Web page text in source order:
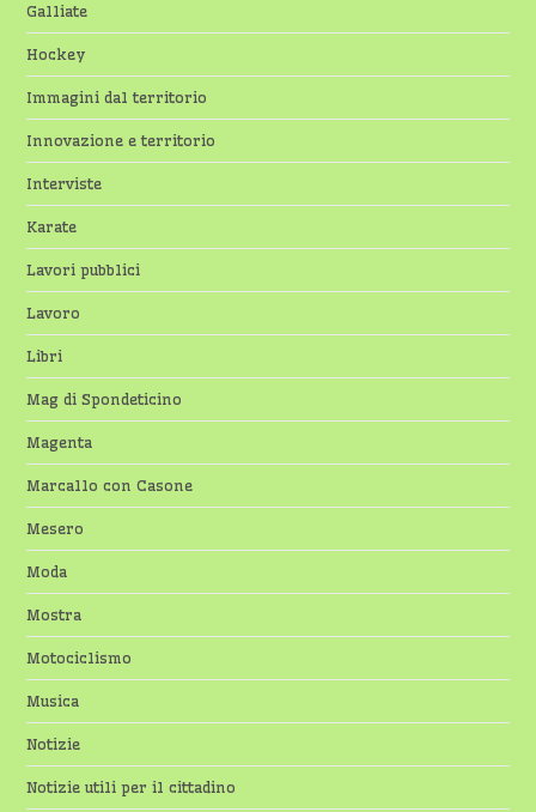
Galliate
Hockey
Immagini dal territorio
Innovazione e territorio
Interviste
Karate
Lavori pubblici
Lavoro
Libri
Mag di Spondeticino
Magenta
Marcallo con Casone
Mesero
Moda
Mostra
Motociclismo
Musica
Notizie
Notizie utili per il cittadino